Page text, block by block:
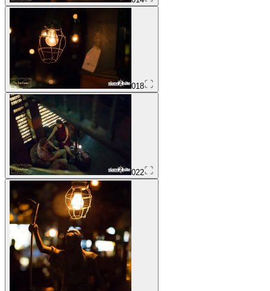
018
022